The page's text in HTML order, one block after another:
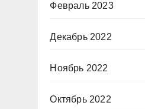
Февраль 2023
Декабрь 2022
Ноябрь 2022
Октябрь 2022